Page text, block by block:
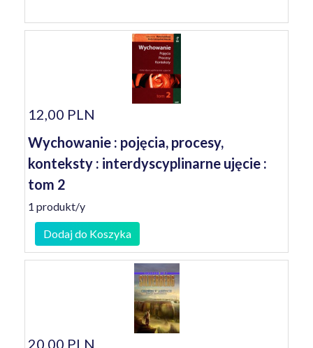
12,00 PLN
Wychowanie : pojęcia, procesy,
konteksty : interdyscyplinarne ujęcie :
tom 2
1 produkt/y
Dodaj do Koszyka
20,00 PLN